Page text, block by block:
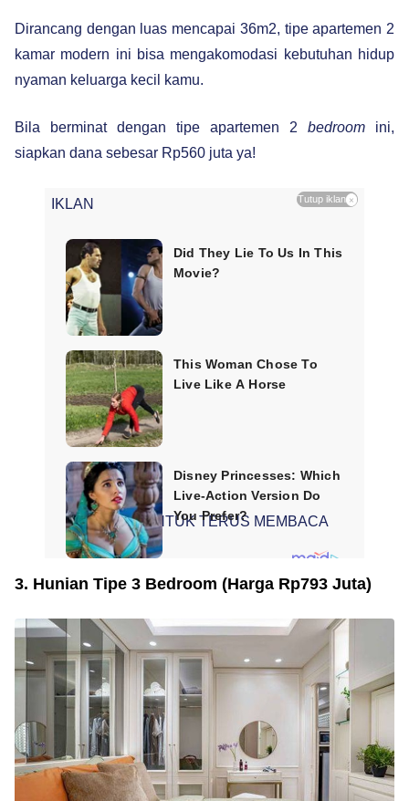
Dirancang dengan luas mencapai 36m2, tipe apartemen 2
kamar modern ini bisa mengakomodasi kebutuhan hidup
nyaman keluarga kecil kamu.
Bila berminat dengan tipe apartemen 2 bedroom ini,
siapkan dana sebesar Rp560 juta ya!
IKLAN Tutup iklan ×
SCROLL UNTUK TERUS MEMBACA
3. Hunian Tipe 3 Bedroom (Harga Rp793 Juta)